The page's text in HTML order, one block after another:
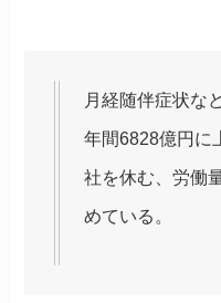
月経随伴症状な
年間6828億円に
社を休む、労働
めている。